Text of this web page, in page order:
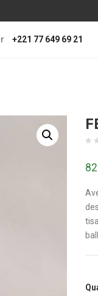
+221 77 649 69 21